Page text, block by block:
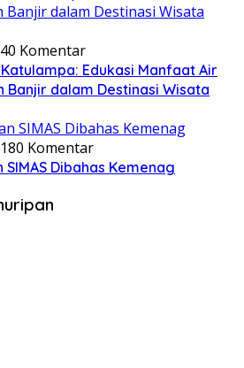
0 Komentar
Edukasi Manfaat Air
Banjir dalam Destinasi Wisata
0 Komentar
Dibahas Kemenag